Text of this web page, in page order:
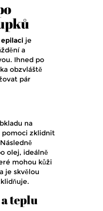
epilaci je
a
Ihned po
obzvláště
pár
na
pomoci zklidnit
olej, ideálně
mohou kůži
je skvělou
teplu